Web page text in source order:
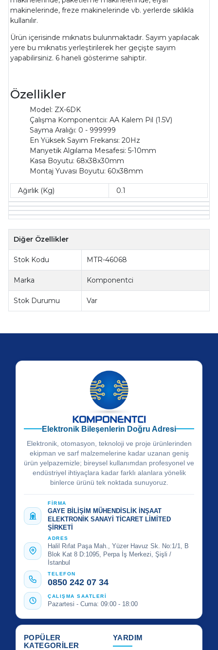
makinelerinde, freze makinelerinde vb. yerlerde sıklıkla
kullanılır.
Ürün içerisinde mıknatıs bulunmaktadır. Sayım yapılacak
yere bu mıknatıs yerleştirilerek her geçişte sayım
yapabilirsiniz. 6 haneli gösterime sahiptir.
Özellikler
Model: ZX-6DK
Çalışma Komponentciı: AA Kalem Pil (1.5V)
Sayma Aralığı: 0 - 999999
En Yüksek Sayım Frekansı: 20Hz
Manyetik Algılama Mesafesi: 5-10mm
Kasa Boyutu: 68x38x30mm
Montaj Yuvası Boyutu: 60x38mm
Ağırlık (Kg) 0.1
Diğer Özellikler
Stok Kodu MTR-46068
Marka Komponentci
Stok Durumu Var
Elektronik Bileşenlerin Doğru Adresi
Elektronik, otomasyon, teknoloji ve proje ürünlerinden
ekipman ve sarf malzemelerine kadar uzanan geniş
ürün yelpazemizle; bireysel kullanımdan profesyonel ve
endüstriyel ihtiyaçlara kadar farklı alanlara yönelik
binlerce ürünü tek noktada sunuyoruz.
FİRMA
GAYE BİLİŞİM MÜHENDİSLİK İNŞAAT
ELEKTRONİK SANAYİ TİCARET LİMİTED
ŞİRKETİ
ADRES
Halil Rıfat Paşa Mah., Yüzer Havuz Sk. No:1/1, B
Blok Kat 8 D:1095, Perpa İş Merkezi, Şişli /
İstanbul
TELEFON
0850 242 07 34
ÇALIŞMA SAATLERİ
Pazartesi - Cuma: 09:00 - 18:00
POPÜLER
KATEGORİLER
YARDIM